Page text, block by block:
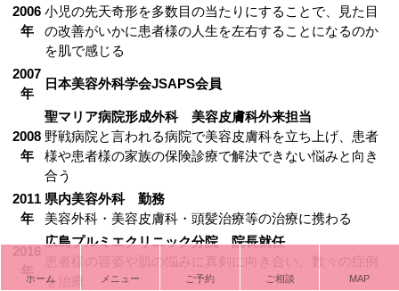
2006
年
小児の先天奇形を多数目の当たりにすることで、見た目
の改善がいかに患者様の人生を左右することになるのか
を肌で感じる
2007
年
日本美容外科学会JSAPS会員
2008
年
聖マリア病院形成外科 美容皮膚科外来担当
野戦病院と言われる病院で美容皮膚科を立ち上げ、患者
様や患者様の家族の保険診療で解決できない悩みと向き
合う
2011
年
県内美容外科 勤務
美容外科・美容皮膚科・頭髪治療等の治療に携わる
2016
年
広島プルミエクリニック分院 院長就任
患者様の容姿や肌の悩みに真剣に向き合い、数々の症例
を治療
ホーム メニュー ご予約 ご相談 MAP